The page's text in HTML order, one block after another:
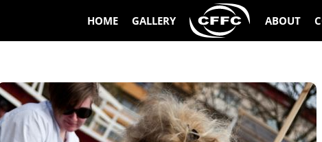
HOME GALLERY ABOUT